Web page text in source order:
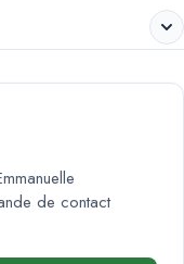
de contact